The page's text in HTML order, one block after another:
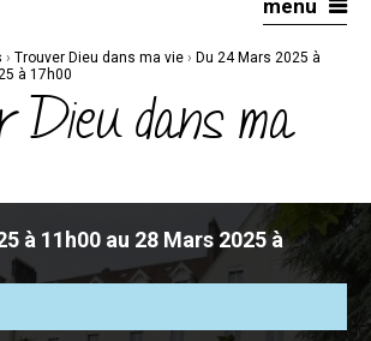
menu
› Trouver Dieu dans ma vie › Du 24 Mars 2025 à
à 17h00
Dieu dans ma
à 11h00 au 28 Mars 2025 à